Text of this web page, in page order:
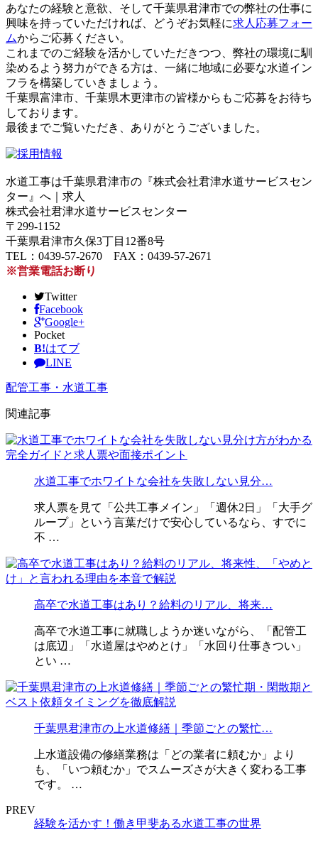
あなたの経験と意欲、そして千葉県君津市での弊社の仕事に
興味を持っていただければ、どうぞお気軽に求人応募フォー
ムからご応募ください。
これまでのご経験を活かしていただきつつ、弊社の環境に馴
染めるよう努力ができる方は、一緒に地域に必要な水道イン
フラを構築していきましょう。
千葉県富津市、千葉県木更津市の皆様からもご応募をお待ち
しております。
最後までご覧いただき、ありがとうございました。
水道工事は千葉県君津市の『株式会社君津水道サービスセン
ター』へ｜求人
株式会社君津水道サービスセンター
〒299-1152
千葉県君津市久保3丁目12番8号
TEL：0439-57-2670 FAX：0439-57-2671
※営業電話お断り
Twitter
Facebook
Google+
Pocket
B!はてブ
LINE
配管工事・水道工事
関連記事
水道工事でホワイトな会社を失敗しない見分…
求人票を見て「公共工事メイン」「週休2日」「大手グ
ループ」という言葉だけで安心しているなら、すでに
不 …
高卒で水道工事はあり？給料のリアル、将来…
高卒で水道工事に就職しようか迷いながら、「配管工
は底辺」「水道屋はやめとけ」「水回り仕事きつい」
とい …
千葉県君津市の上水道修繕｜季節ごとの繁忙…
上水道設備の修繕業務は「どの業者に頼むか」より
も、「いつ頼むか」でスムーズさが大きく変わる工事
です。 …
PREV
経験を活かす！働き甲斐ある水道工事の世界